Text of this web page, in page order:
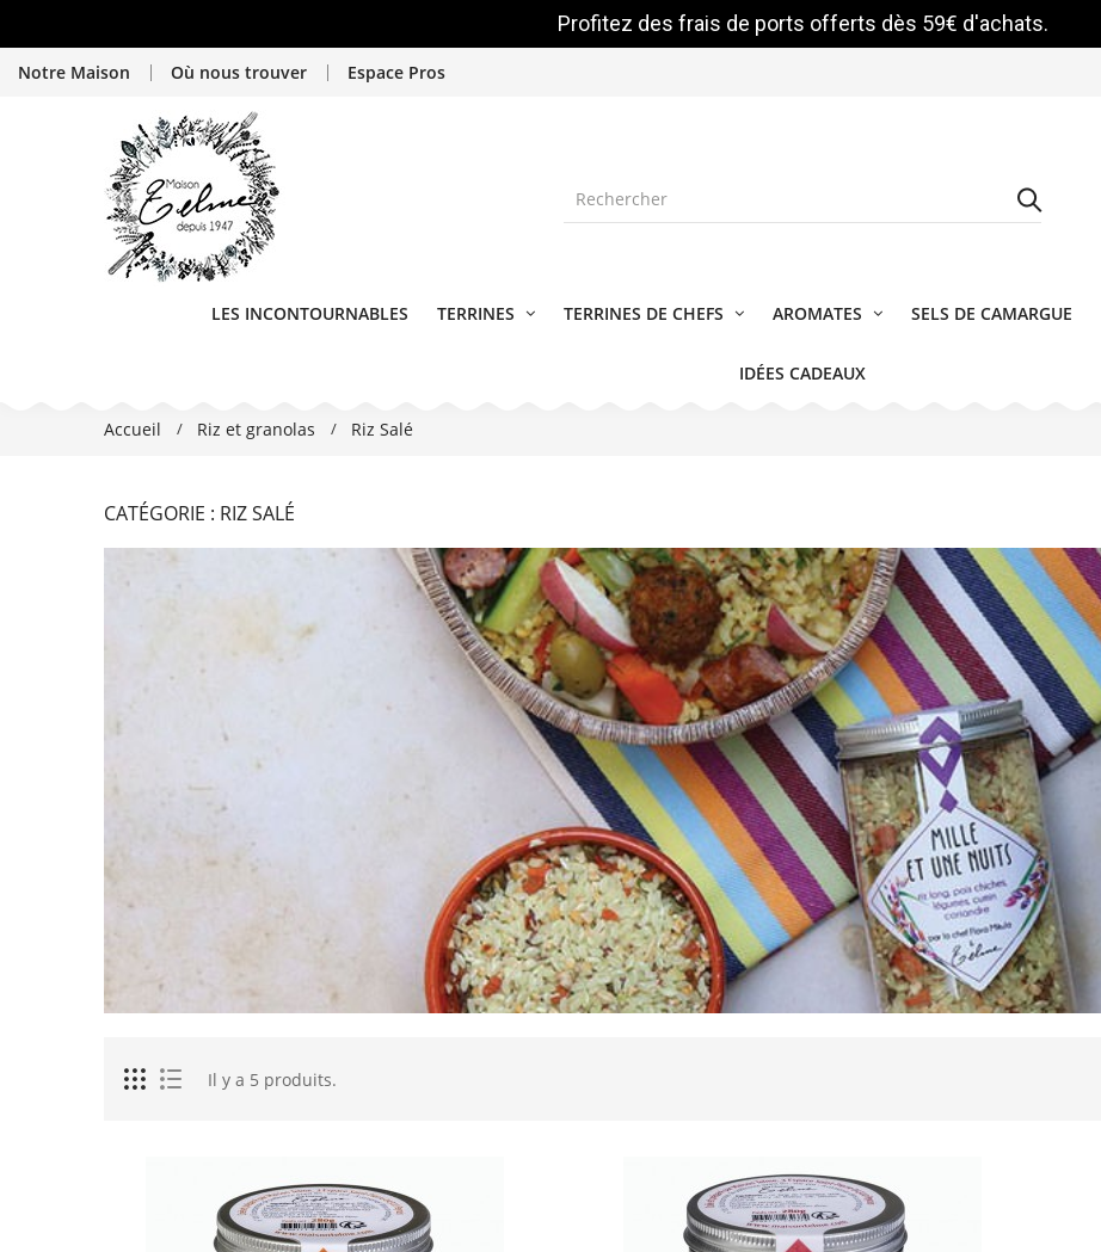
Profitez des frais de ports offerts dès 59€ d'achats.
Notre Maison Où nous trouver Espace Pros
LES INCONTOURNABLES TERRINES TERRINES DE CHEFS AROMATES SELS DE CAMARGUE
IDÉES CADEAUX
Accueil Riz et granolas Riz Salé
CATÉGORIE : RIZ SALÉ
Il y a 5 produits.